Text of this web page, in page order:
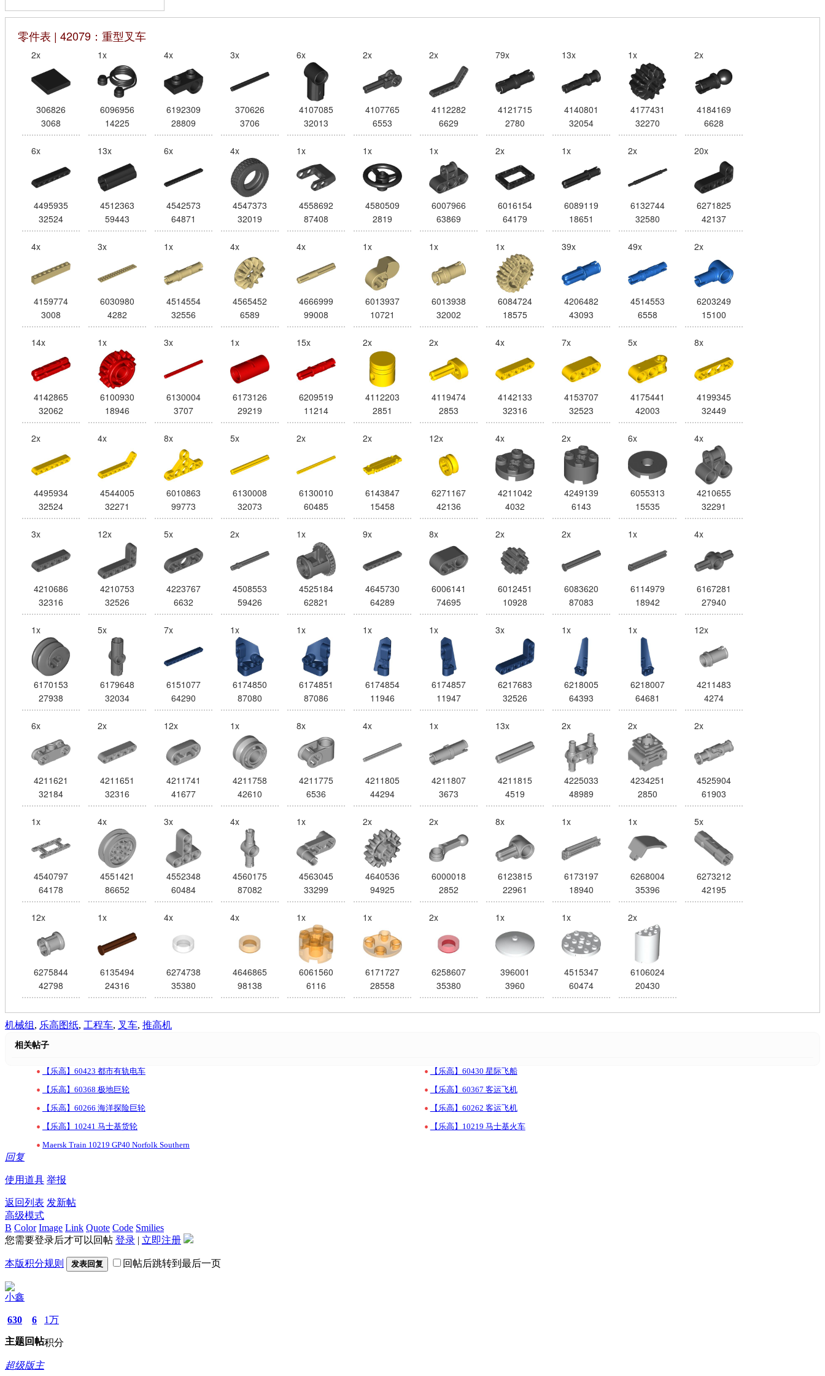
零件表 | 42079：重型叉车
2x
306826
3068
1x
6096956
14225
4x
6192309
28809
3x
370626
3706
6x
4107085
32013
2x
4107765
6553
2x
4112282
6629
79x
4121715
2780
13x
4140801
32054
1x
4177431
32270
2x
4184169
6628
6x
4495935
32524
13x
4512363
59443
6x
4542573
64871
4x
4547373
32019
1x
4558692
87408
1x
4580509
2819
1x
6007966
63869
2x
6016154
64179
1x
6089119
18651
2x
6132744
32580
20x
6271825
42137
4x
4159774
3008
3x
6030980
4282
1x
4514554
32556
4x
4565452
6589
4x
4666999
99008
1x
6013937
10721
1x
6013938
32002
1x
6084724
18575
39x
4206482
43093
49x
4514553
6558
2x
6203249
15100
14x
4142865
32062
1x
6100930
18946
3x
6130004
3707
1x
6173126
29219
15x
6209519
11214
2x
4112203
2851
2x
4119474
2853
4x
4142133
32316
7x
4153707
32523
5x
4175441
42003
8x
4199345
32449
2x
4495934
32524
4x
4544005
32271
8x
6010863
99773
5x
6130008
32073
2x
6130010
60485
2x
6143847
15458
12x
6271167
42136
4x
4211042
4032
2x
4249139
6143
6x
6055313
15535
4x
4210655
32291
3x
4210686
32316
12x
4210753
32526
5x
4223767
6632
2x
4508553
59426
1x
4525184
62821
9x
4645730
64289
8x
6006141
74695
2x
6012451
10928
2x
6083620
87083
1x
6114979
18942
4x
6167281
27940
1x
6170153
27938
5x
6179648
32034
7x
6151077
64290
1x
6174850
87080
1x
6174851
87086
1x
6174854
11946
1x
6174857
11947
3x
6217683
32526
1x
6218005
64393
1x
6218007
64681
12x
4211483
4274
6x
4211621
32184
2x
4211651
32316
12x
4211741
41677
1x
4211758
42610
8x
4211775
6536
4x
4211805
44294
1x
4211807
3673
13x
4211815
4519
2x
4225033
48989
2x
4234251
2850
2x
4525904
61903
1x
4540797
64178
4x
4551421
86652
3x
4552348
60484
4x
4560175
87082
1x
4563045
33299
2x
4640536
94925
2x
6000018
2852
8x
6123815
22961
1x
6173197
18940
1x
6268004
35396
5x
6273212
42195
12x
6275844
42798
1x
6135494
24316
4x
6274738
35380
4x
4646865
98138
1x
6061560
6116
1x
6171727
28558
2x
6258607
35380
1x
396001
3960
1x
4515347
60474
2x
6106024
20430
机械组 , 乐高图纸, 工程车, 叉车, 推高机
相关帖子
• 【乐高】60423 都市有轨电车 • 【乐高】60430 星际飞船
• 【乐高】60368 极地巨轮 • 【乐高】60367 客运飞机
• 【乐高】60266 海洋探险巨轮 • 【乐高】60262 客运飞机
• 【乐高】10241 马士基货轮 • 【乐高】10219 马士基火车
• Maersk Train 10219 GP40 Norfolk Southern
回复
使用道具 举报
返回列表 发新帖
高级模式
B Color Image Link Quote Code Smilies
您需要登录后才可以回帖 登录 | 立即注册
本版积分规则 发表回复 回帖后跳转到最后一页
小鑫
630
主题
6
回帖
1万
积分
超级版主